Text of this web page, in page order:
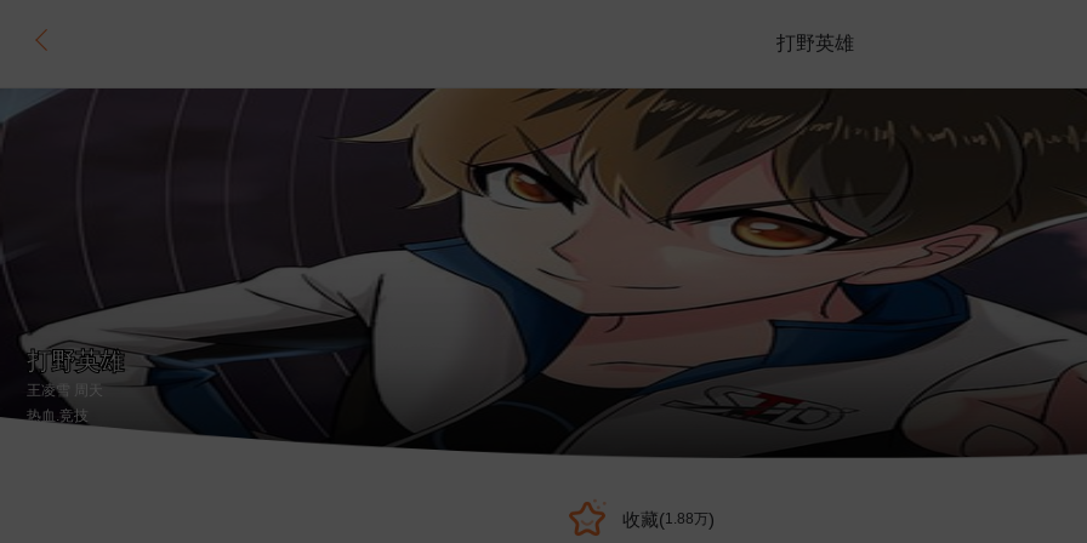
打野英雄
打野英雄
王凌雪 周天
热血 .竞技
收藏(1.88万)